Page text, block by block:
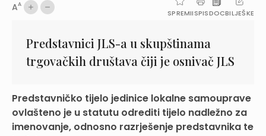
AA
SPREMIISPISDOCBILJEŠKE
Predstavnici JLS-a u skupštinama
trgovačkih društava čiji je osnivač JLS
Predstavničko tijelo jedinice lokalne samouprave
ovlašteno je u statutu odrediti tijelo nadležno za
imenovanje, odnosno razrješenje predstavnika te